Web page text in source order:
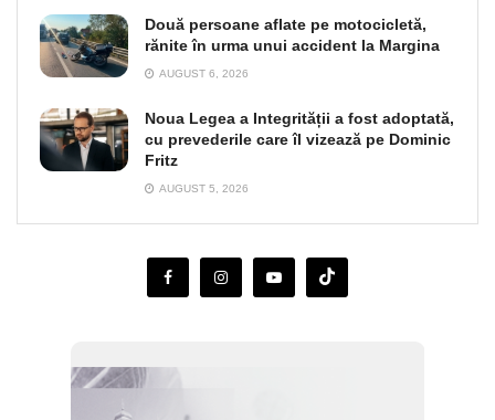
Două persoane aflate pe motocicletă,
rănite în urma unui accident la Margina
AUGUST 6, 2026
Noua Legea a Integrității a fost adoptată,
cu prevederile care îl vizează pe Dominic
Fritz
AUGUST 5, 2026